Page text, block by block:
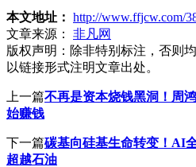
本文地址： http://www.ffjcw.com/
文章来源：
非凡网
版权声明： 除非特别标注，否则
以链接形式注明文章出处。
上一篇不再是资本烧钱黑洞！周
始赚钱
下一篇碳基向硅基生命转变！AI
超越石油